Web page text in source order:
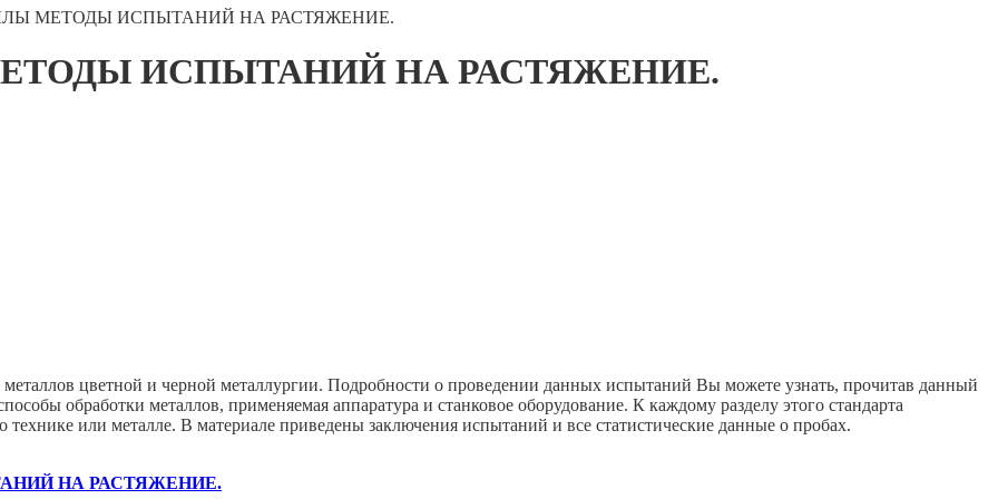
МЕТОДЫ ИСПЫТАНИЙ НА РАСТЯЖЕНИЕ.
ИСПЫТАНИЙ НА РАСТЯЖЕНИЕ.
цветной и черной металлургии. Подробности о проведении данных испытаний Вы можете узнать, прочитав данный
обработки металлов, применяемая аппаратура и станковое оборудование. К каждому разделу этого стандарта
или металле. В материале приведены заключения испытаний и все статистические данные о пробах.
НА РАСТЯЖЕНИЕ.